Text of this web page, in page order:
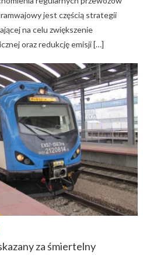
jest częścią strategii
na celu zwiększenie
oraz redukcję emisji […]
za śmiertelny